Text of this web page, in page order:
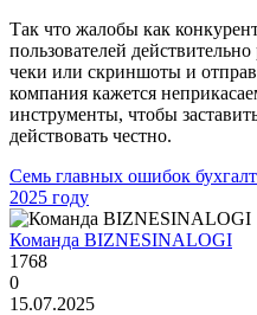
Так что жалобы как
пользователей
чеки или скриншоты и
компания кажется
инструменты, чтобы
действовать честно.
Семь главных ошибок
2025 году
Команда BIZNESINALOGI
1768
0
15.07.2025